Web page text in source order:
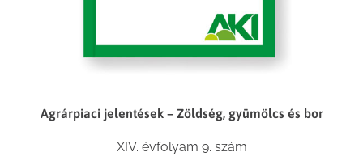
Agrárpiaci jelentések – Zöldség, gyümölcs és bor
XIV. évfolyam 9. szám